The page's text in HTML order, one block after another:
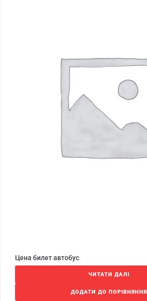
Цена билет автобус
ЧИТАТИ ДАЛІ
ДОДАТИ ДО ПОРІВНЯННЯ